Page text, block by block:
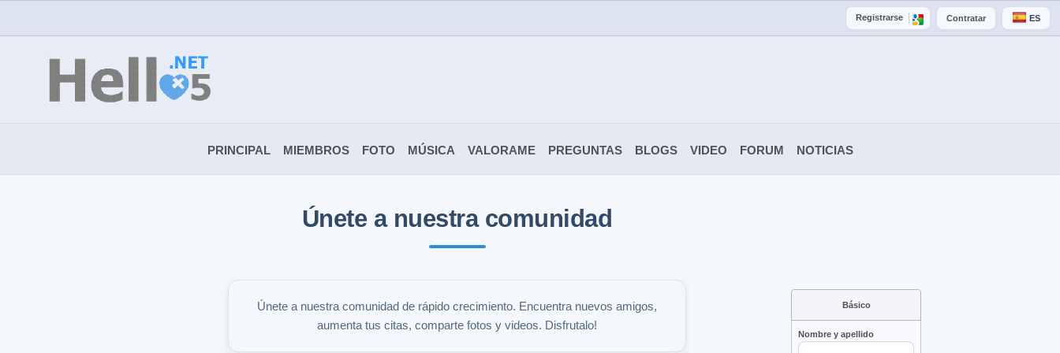
Registrarse Contratar ES
PRINCIPAL MIEMBROS FOTO MÚSICA VALORAME PREGUNTAS BLOGS VIDEO FORUM NOTICIAS
Únete a nuestra comunidad
Únete a nuestra comunidad de rápido crecimiento. Encuentra nuevos amigos,
aumenta tus citas, comparte fotos y videos. Disfrutalo!
Básico
Nombre y apellido